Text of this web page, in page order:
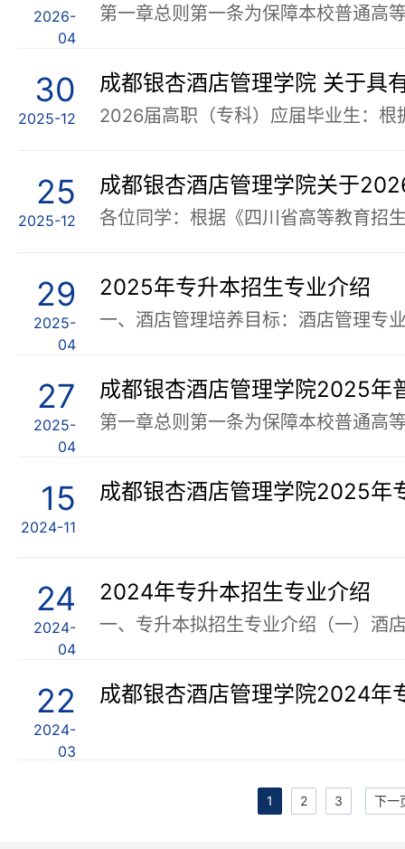
2026-
04
30
2025-12
25
2025-12
29
2025-
04
2025年专升本招生专业介绍
27
2025-
04
15
2024-11
成都银杏酒店管理学院2025年
24
2024-
04
2024年专升本招生专业介绍
22
2024-
03
成都银杏酒店管理学院2024年
1 2 3 下一